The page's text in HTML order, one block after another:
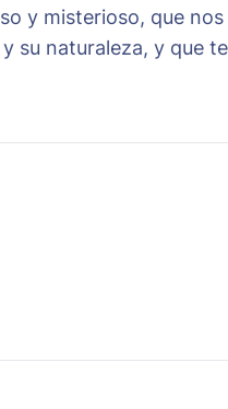
y misterioso, que
su naturaleza, y que